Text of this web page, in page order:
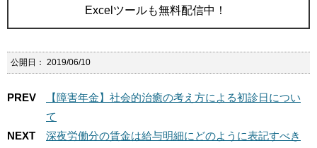
Excelツールも無料配信中！
公開日： 2019/06/10
PREV
【障害年金】社会的治癒の考え方による初診日につい
て
NEXT
深夜労働分の賃金は給与明細にどのように表記すべき